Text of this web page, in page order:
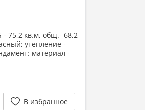
- 75,2 кв.м, общ.- 68,2
утепление -
материал -
В избранное